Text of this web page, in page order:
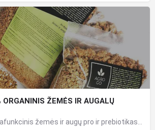
ORGANINIS ŽEMĖS IR AUGALŲ